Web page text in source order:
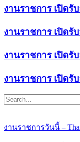
งานราชการ เปิดรั
งานราชการ เปิดรั
งานราชการ เปิดรั
งานราชการ เปิดรั
Search
งานราชการวันนี้ –